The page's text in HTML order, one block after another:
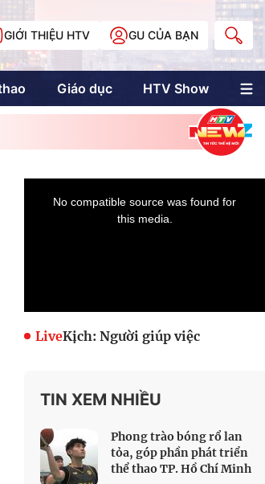
GIỚI THIỆU HTV GU CỦA BẠN
Giáo dục HTV Show
Multimedia
Multiform
Doanh nhân Sài
Gòn
LiveKịch: Người giúp việc
TIN XEM NHIỀU
Phong trào bóng rổ lan
tỏa, góp phần phát triển
thể thao TP. Hồ Chí Minh